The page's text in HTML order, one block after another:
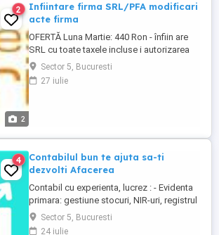
2
2
Infiintare firma SRL/PFA modificari
acte firma
OFERTĂ Luna Martie: 440 Ron - înfiin are
SRL cu toate taxele incluse i autorizarea
codurilor CAEN! - ferim seriozitate i
profesionalism clien ilor no tri în cel mai
scurt timp! Durata medie de efectuare a
Sector 5, Bucuresti
27 iulie
4
Contabilul bun te ajuta sa-ti
dezvolti Afacerea
Contabil cu experienta, lucrez : - Evidenta
primara: gestiune stocuri, NIR-uri, registrul
de casierie, inregistrarea zilnica/lunara a
facturilor de achizitii/vanzari si a
Sector 5, Bucuresti
24 iulie